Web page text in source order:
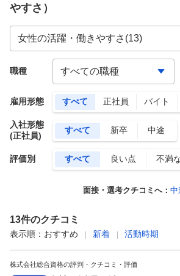
やすさ）
雇用形態 すべて 正社員 バイト
入社形態
(正社員)
すべて 新卒 中途
評価別 すべて 良い点 不満
職種
面接・選考クチコミへ： 中
13件のクチコミ
表示順： おすすめ 新着 活動時期
株式会社総合資格の評判・クチコミ・評価